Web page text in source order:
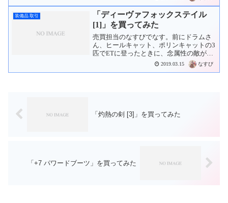
装備品 取引
「ディーヴァフォックステイル
[1]」を買ってみた
売買担当のなすびでなす。前にドラムさ
ん、ヒールキャット、ポリンキャットの3
匹でETに登ったときに、念属性の敵がハ
イディングして詰んだということがあり
ました。それからコンバーターを持つこ
2019.03.15 なすび
「灼熱の剣 [3]」を買ってみた
「+7 パワードブーツ」を買ってみた